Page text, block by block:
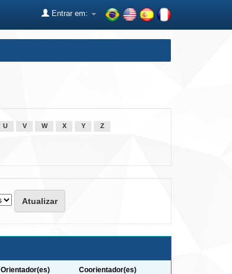
Entrar em:
U V W X Y Z
Orientador(es) Coorientador(es)